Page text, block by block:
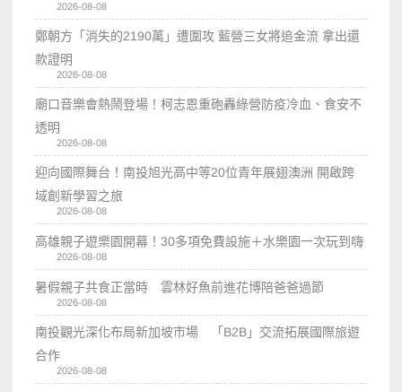
2026-08-08
鄭朝方「消失的2190萬」遭圍攻 藍營三女將追金流 拿出還
款證明
2026-08-08
廟口音樂會熱鬧登場！柯志恩重砲轟綠營防疫冷血、食安不
透明
2026-08-08
迎向國際舞台！南投旭光高中等20位青年展翅澳洲 開啟跨
域創新學習之旅
2026-08-08
高雄親子遊樂園開幕！30多項免費設施＋水樂園一次玩到嗨
2026-08-08
暑假親子共食正當時 雲林好魚前進花博陪爸爸過節
2026-08-08
南投觀光深化布局新加坡市場 「B2B」交流拓展國際旅遊
合作
2026-08-08